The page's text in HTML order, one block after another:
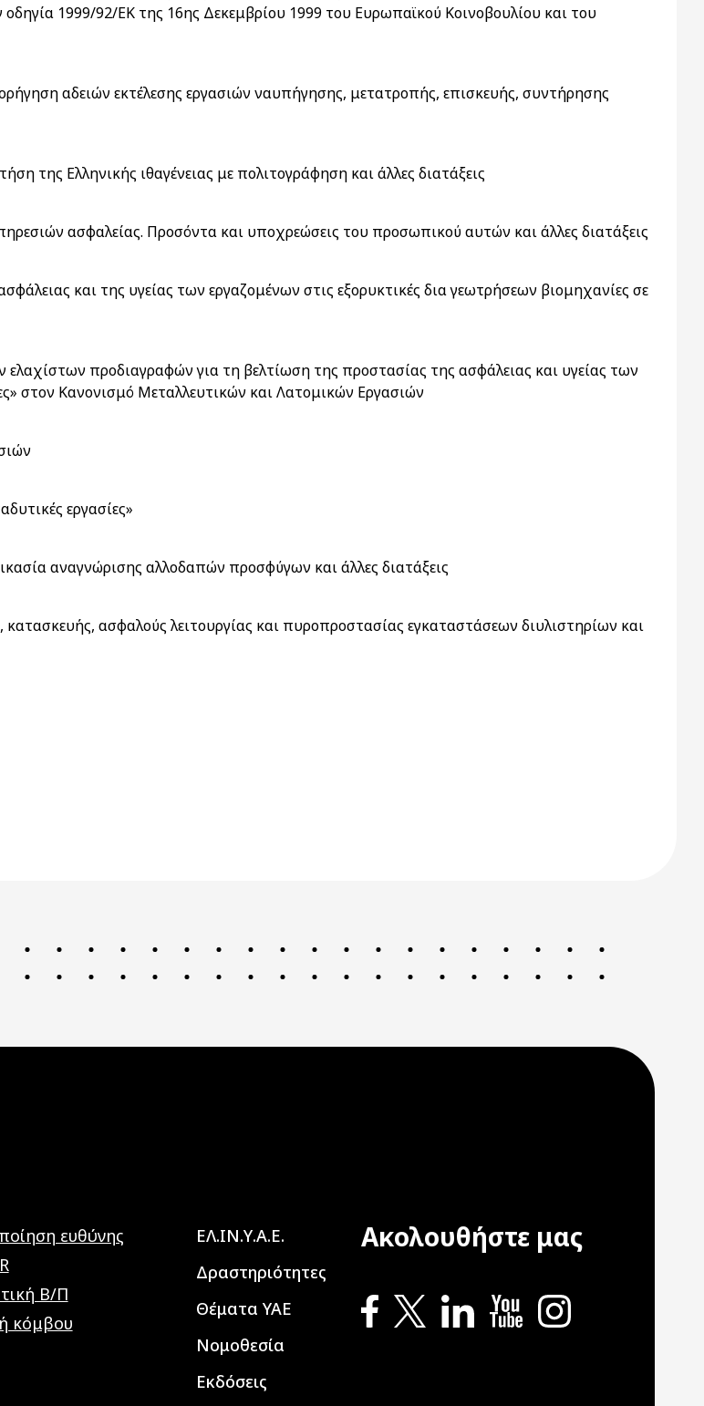
1999/92/ΕΚ της 16ης Δεκεμβρίου 1999 του Ευρωπαϊκού Κοινοβουλίου και του
αδειών εκτέλεσης εργασιών ναυπήγησης, μετατροπής, επισκευής, συντήρησης
της Ελληνικής ιθαγένειας με πολιτογράφηση και άλλες διατάξεις
ασφαλείας. Προσόντα και υποχρεώσεις του προσωπικού αυτών και άλλες διατάξεις
και της υγείας των εργαζομένων στις εξορυκτικές δια γεωτρήσεων βιομηχανίες σε
προδιαγραφών για τη βελτίωση της προστασίας της ασφάλειας και υγείας των
στον Κανονισμό Μεταλλευτικών και Λατομικών Εργασιών
εργασίες»
αναγνώρισης αλλοδαπών προσφύγων και άλλες διατάξεις
ασφαλούς λειτουργίας και πυροπροστασίας εγκαταστάσεων διυλιστηρίων και
ευθύνης
Β/Π
κόμβου
Main navigation
ΕΛ.ΙΝ.Υ.Α.Ε.
Δραστηριότητες
Θέματα ΥΑΕ
Νομοθεσία
Εκδόσεις
Ακολουθήστε μας